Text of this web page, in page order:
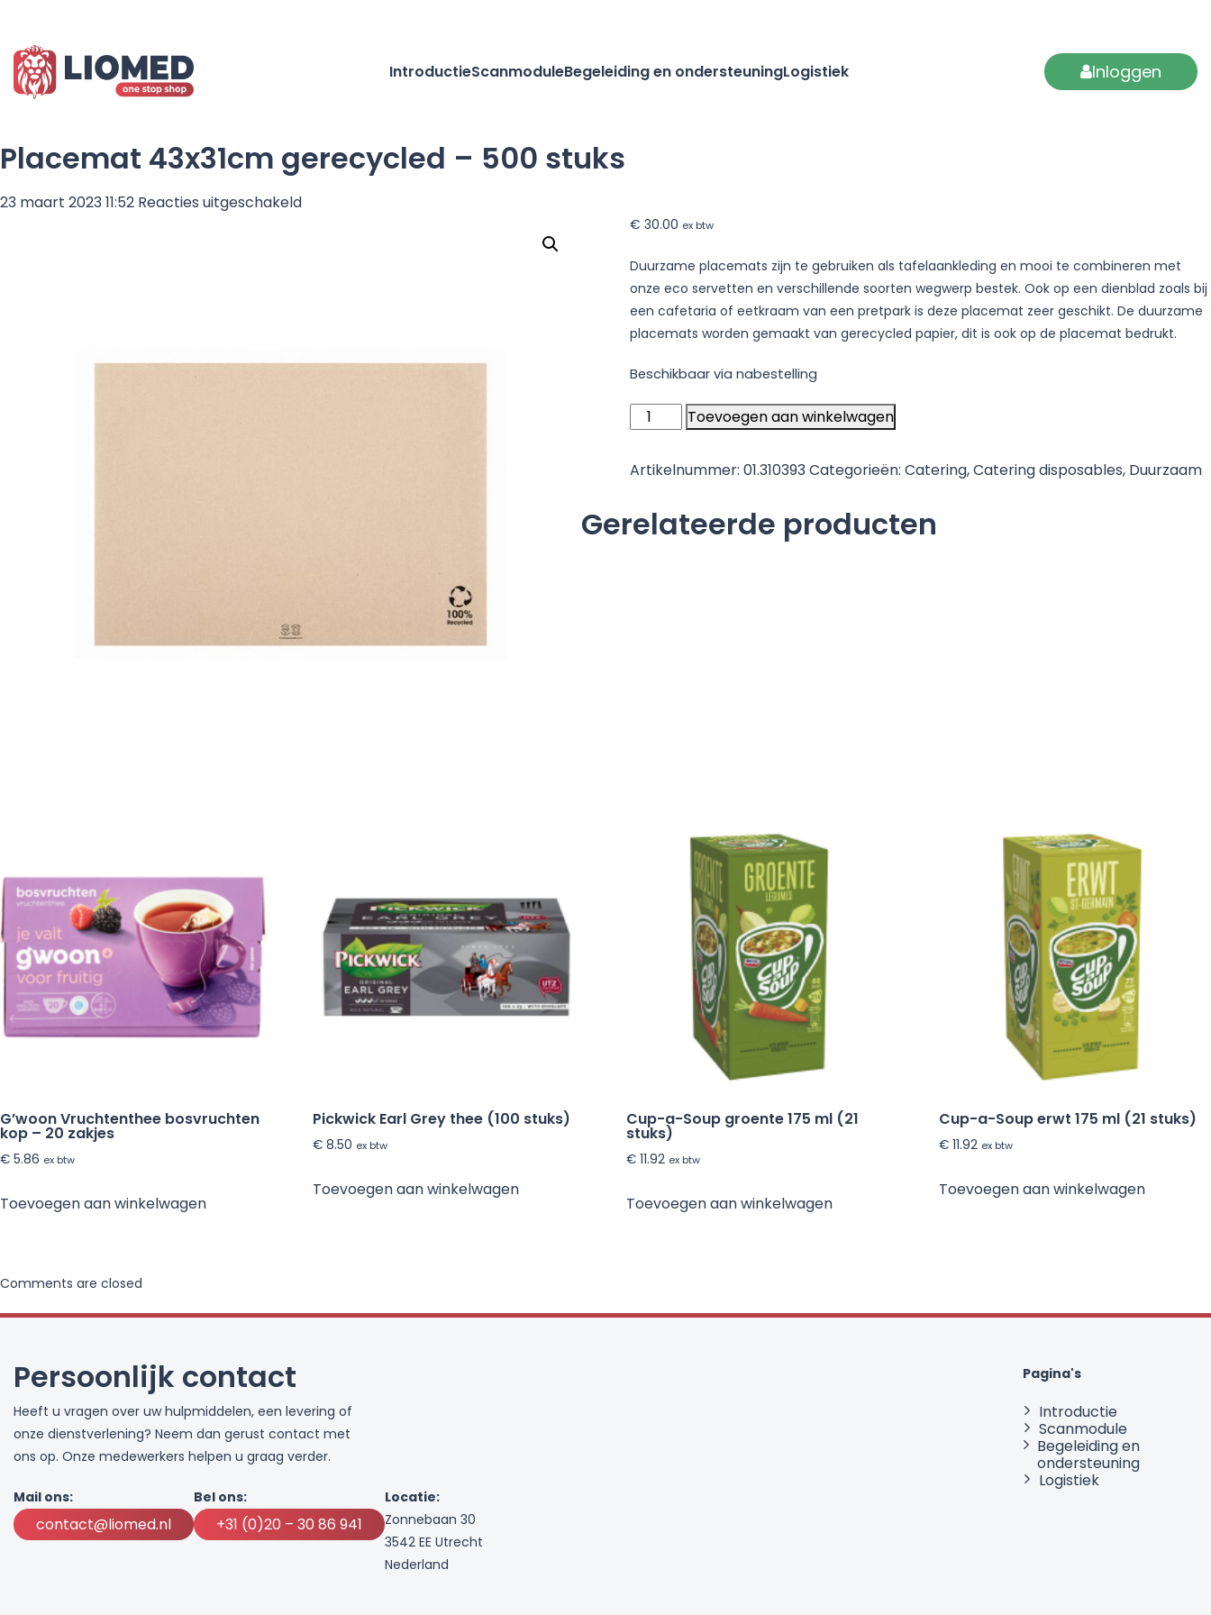
IntroductieScanmoduleBegeleiding en ondersteuningLogistiek Inloggen
Placemat 43x31cm gerecycled – 500 stuks
23 maart 2023 11:52 Reacties uitgeschakeldvoor
€ 30.00 ex btw
Duurzame placemats zijn te gebruiken als tafelaankleding en mooi te combineren met
onze eco servetten en verschillende soorten wegwerp bestek. Ook op een dienblad zoals bij
een cafetaria of eetkraam van een pretpark is deze placemat zeer geschikt. De duurzame
placemats worden gemaakt van gerecycled papier, dit is ook op de placemat bedrukt.
Beschikbaar via nabestelling
Placemat
43x31cm
gerecycled
-
stuks
Toevoegen aan winkelwagen
Artikelnummer: 01.310393Categorieën: Catering,Catering disposables, Duurzaam
Gerelateerde producten
G’woon Vruchtenthee bosvruchten
kop – 20 zakjes
€ 5.86 ex btw
Toevoegen aan winkelwagen
Pickwick Earl Grey thee (100 stuks)
€ 8.50 ex btw
Toevoegen aan winkelwagen
Cup-a-Soup groente 175 ml (21
stuks)
€11.92 ex btw
Toevoegen aan winkelwagen
Cup-a-Soup erwt 175 ml (21 stuks)
€ 11.92 ex btw
Toevoegen aan winkelwagen
Comments are closed
Persoonlijk contact
Heeft u vragen over uw hulpmiddelen, een levering of
onze dienstverlening? Neem dan gerust contact met
ons op. Onze medewerkers helpen u graag verder.
Mail ons:
contact@liomed.nl
Bel ons:
+31 (0)20 – 30 86 941
Locatie:
Zonnebaan 30
3542 EE Utrecht
Nederland
Pagina's
Introductie
Scanmodule
Begeleiding en
ondersteuning
Logistiek